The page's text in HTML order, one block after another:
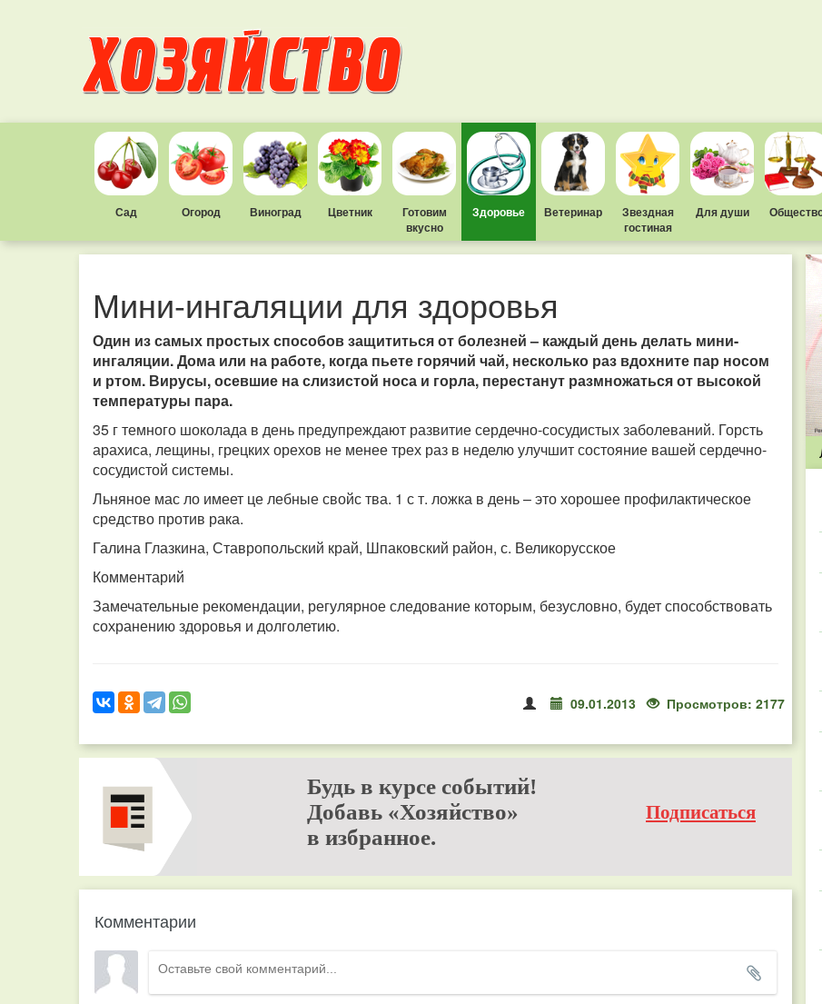
Сад Огород Виноград Цветник
Готовим
вкусно
Здоровье Ветеринар
Звездная
гостиная
Для души
Мини-ингаляции для здоровья
Один из самых простых способов защититься от болезней – каждый день делать мини-
ингаляции. Дома или на работе, когда пьете горячий чай, несколько раз вдохните пар носом
и ртом. Вирусы, осевшие на слизистой носа и горла, перестанут размножаться от высокой
температуры пара.
35 г темного шоколада в день предупреждают развитие сердечно-сосудистых заболеваний. Горсть
арахиса, лещины, грецких орехов не менее трех раз в неделю улучшит состояние вашей сердечно-
сосудистой системы.
Льняное мас ло имеет це лебные свойс тва. 1 с т. ложка в день – это хорошее профилактическое
средство против рака.
Галина Глазкина, Ставропольский край, Шпаковский район, с. Великорусское
Комментарий
Замечательные рекомендации, регулярное следование которым, безусловно, будет способствовать
сохранению здоровья и долголетию.
09.01.2013 Просмотров: 2177
Будь в курсе событий!
Добавь «Хозяйство»
в избранное.
Подписаться
Комментарии